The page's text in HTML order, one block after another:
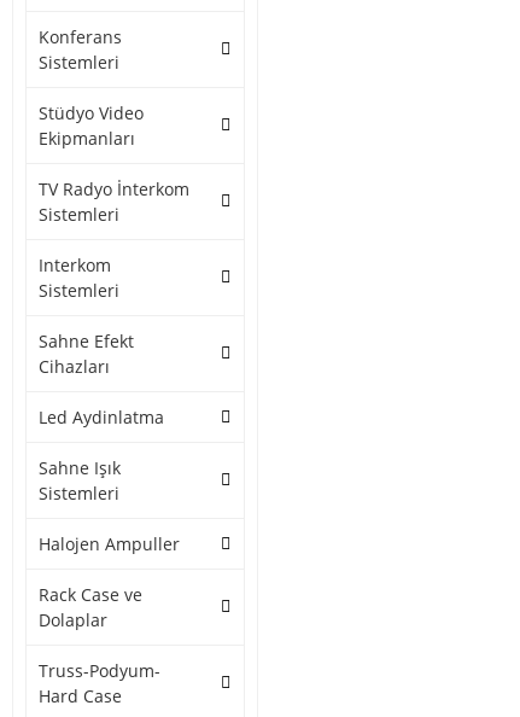
Konferans
Sistemleri
Stüdyo Video
Ekipmanları
TV Radyo İnterkom
Sistemleri
Interkom
Sistemleri
Sahne Efekt
Cihazları
Led Aydinlatma
Sahne Işık
Sistemleri
Halojen Ampuller
Rack Case ve
Dolaplar
Truss-Podyum-
Hard Case